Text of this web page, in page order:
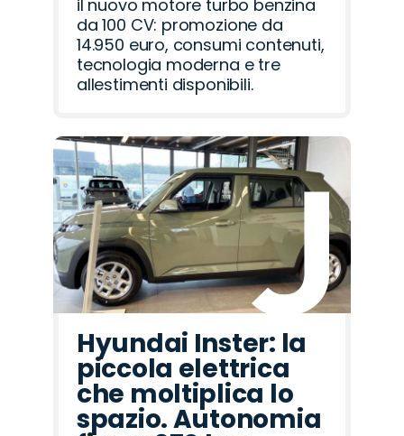
il nuovo motore turbo benzina
da 100 CV: promozione da
14.950 euro, consumi contenuti,
tecnologia moderna e tre
allestimenti disponibili.
Hyundai Inster: la
piccola elettrica
che moltiplica lo
spazio. Autonomia